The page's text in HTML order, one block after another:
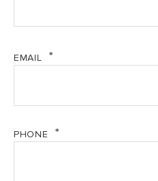
EMAIL
PHONE